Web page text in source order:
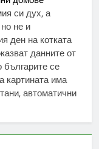
си дух, а
не и
ден на котката
данните от
българите се
картината има
автоматични